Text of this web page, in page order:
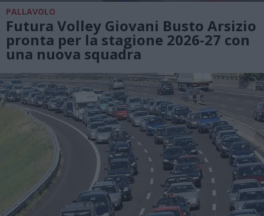
PALLAVOLO
Futura Volley Giovani Busto Arsizio
pronta per la stagione 2026-27 con
una nuova squadra